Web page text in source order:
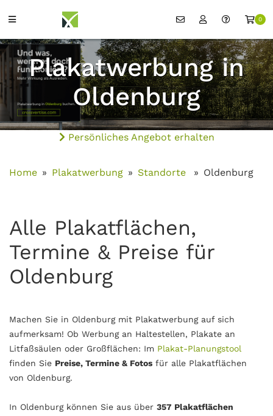
0
Plakatwerbung in
Oldenburg
Persönliches Angebot erhalten
Home Plakatwerbung Standorte Oldenburg
Alle Plakatflächen,
Termine & Preise für
Oldenburg
Machen Sie in Oldenburg mit Plakatwerbung auf sich
aufmerksam! Ob Werbung an Haltestellen, Plakate an
Litfaßsäulen oder Großflächen: Im Plakat-Planungstool
finden Sie Preise, Termine & Fotos für alle Plakatflächen
von Oldenburg.
In Oldenburg können Sie aus über 357 Plakatflächen